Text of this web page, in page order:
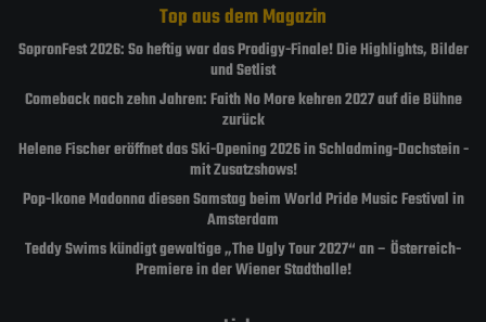
Top aus dem Magazin
SopronFest 2026: So heftig war das Prodigy-Finale! Die Highlights, Bilder
und Setlist
Comeback nach zehn Jahren: Faith No More kehren 2027 auf die Bühne
zurück
Helene Fischer eröffnet das Ski-Opening 2026 in Schladming-Dachstein -
mit Zusatzshows!
Pop-Ikone Madonna diesen Samstag beim World Pride Music Festival in
Amsterdam
Teddy Swims kündigt gewaltige „The Ugly Tour 2027“ an – Österreich-
Premiere in der Wiener Stadthalle!